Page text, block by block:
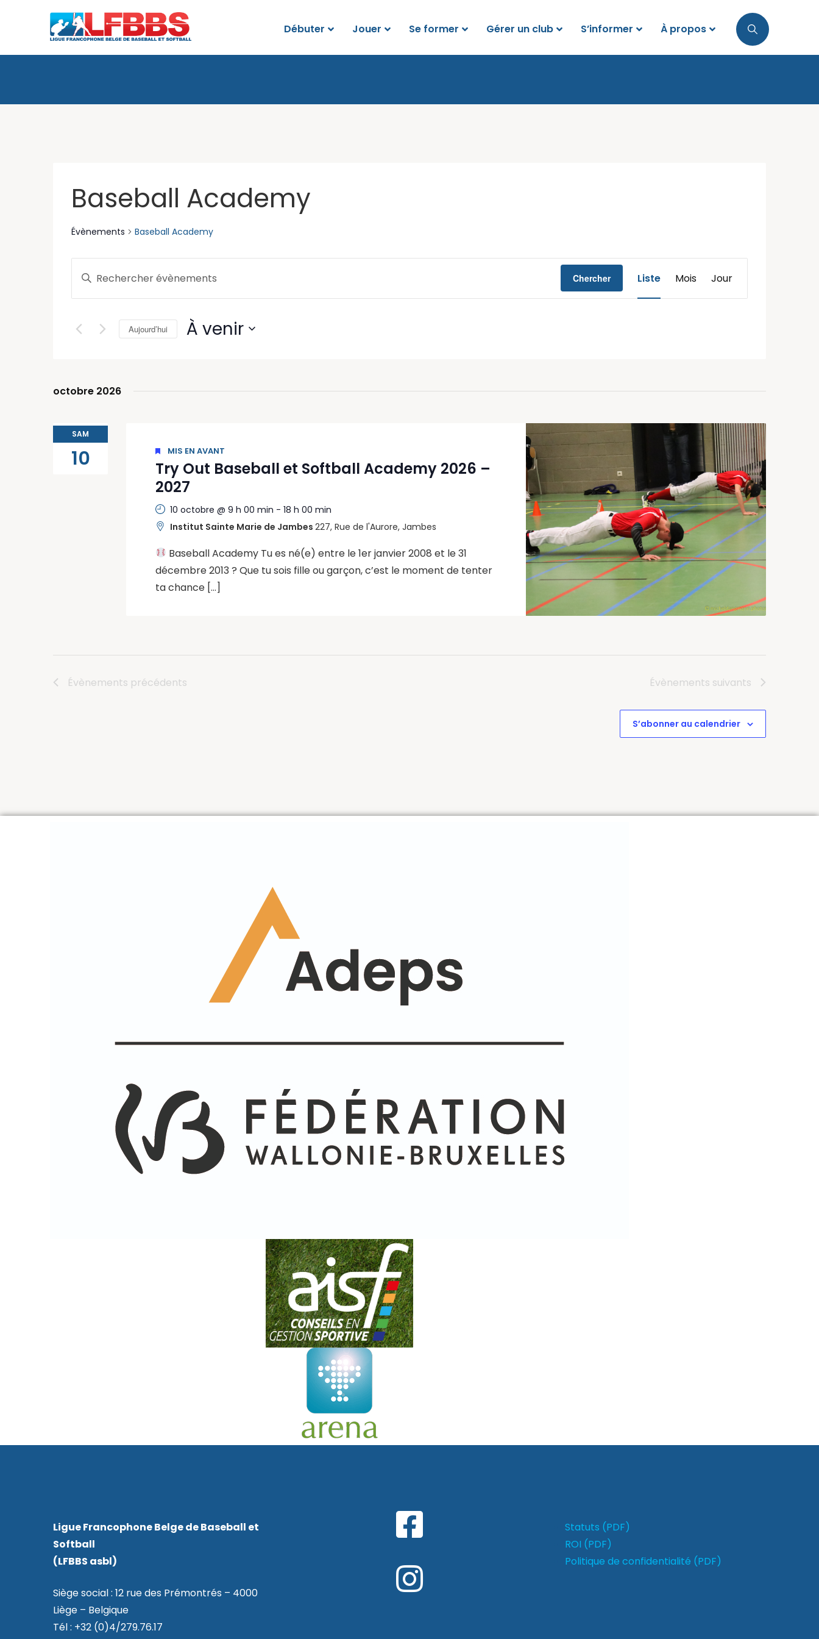
Débuter Jouer Se former Gérer un club S’informer À propos
Baseball Academy
Évènements Baseball Academy
Recherche
et
navigation
de
Évènements
Saisir
mot-
clé.
Rechercher
Évènements
Chercher
de
vues
Liste Mois Jour
Aujourd’hui À venir
octobre 2026
SAM
10 MIS EN AVANT
Try Out Baseball et Softball Academy 2026 –
2027
10 octobre @ 9 h 00 min - 18 h 00 min
Institut Sainte Marie de Jambes 227, Rue de l'Aurore, Jambes
Baseball Academy Tu es né(e) entre le 1er janvier 2008 et le 31
décembre 2013 ? Que tu sois fille ou garçon, c’est le moment de tenter
ta chance […]
Évènements précédents Évènements suivants
S’abonner au calendrier
Ligue Francophone Belge de Baseball et
Softball
(LFBBS asbl)
Siège social : 12 rue des Prémontrés – 4000
Liège – Belgique
Tél : +32 (0)4/279.76.17
Statuts (PDF)
ROI (PDF)
Politique de confidentialité (PDF)